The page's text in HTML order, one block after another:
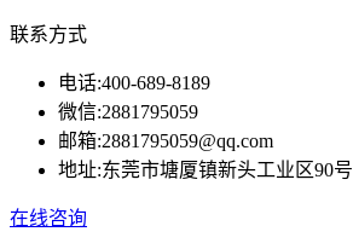
联系方式
电话:400-689-8189
微信:2881795059
邮箱:2881795059@qq.com
地址:东莞市塘厦镇新头工业区90号
在线咨询